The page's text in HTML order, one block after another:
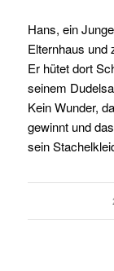
Hans, ein
Elternhaus und
Er hütet dort
seinem
Kein Wunder,
gewinnt und
sein